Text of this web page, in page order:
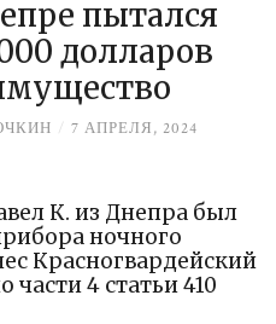
пытался
долларов
/ 7 АПРЕЛЯ, 2024
К. из Днепра был
ночного
Красногвардейский
части 4 статьи 410